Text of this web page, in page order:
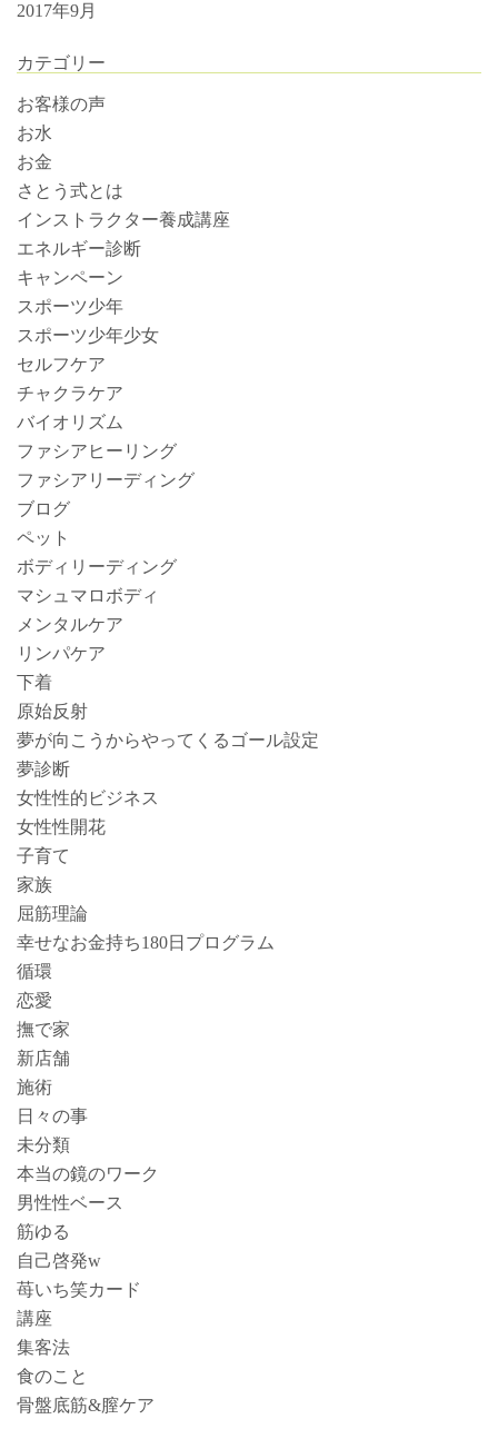
2017年9月
カテゴリー
お客様の声
お水
お金
さとう式とは
インストラクター養成講座
エネルギー診断
キャンペーン
スポーツ少年
スポーツ少年少女
セルフケア
チャクラケア
バイオリズム
ファシアヒーリング
ファシアリーディング
ブログ
ペット
ボディリーディング
マシュマロボディ
メンタルケア
リンパケア
下着
原始反射
夢が向こうからやってくるゴール設定
夢診断
女性性的ビジネス
女性性開花
子育て
家族
屈筋理論
幸せなお金持ち180日プログラム
循環
恋愛
撫で家
新店舗
施術
日々の事
未分類
本当の鏡のワーク
男性性ベース
筋ゆる
自己啓発w
苺いち笑カード
講座
集客法
食のこと
骨盤底筋&膣ケア